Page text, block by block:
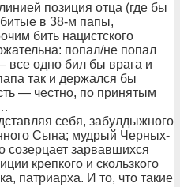
позиция отца (где бы
в 38-м папы,
бить нацистского
попал/не попал
все одно бил бы врага и
так и держался бы
— честно, по принятым
себя, забулдыжного
Сына; мудрый Черных-
созерцает зарвавшихся
крепкого и скользкого
патриарха. И то, что такие